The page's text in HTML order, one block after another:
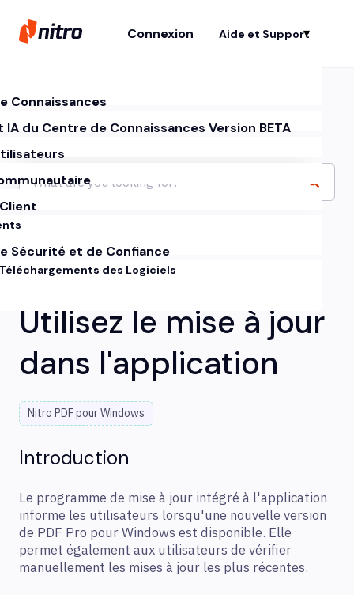
Connexion Aide et Support
Connaissances
du Centre de Connaissances Version BETA
Sécurité et de Confiance
des Logiciels
Utilisez le mise à jour
dans l'application
Nitro PDF pour Windows
Introduction
Le programme de mise à jour intégré à l'application
informe les utilisateurs lorsqu'une nouvelle version
de PDF Pro pour Windows est disponible. Elle
permet également aux utilisateurs de vérifier
manuellement les mises à jour les plus récentes.